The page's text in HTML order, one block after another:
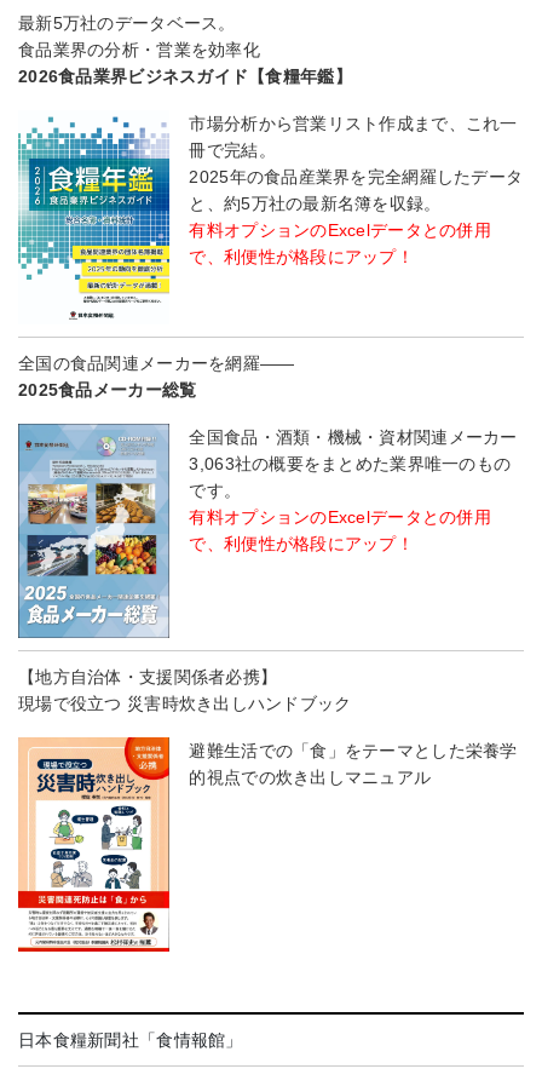
最新5万社のデータベース。
食品業界の分析・営業を効率化
2026食品業界ビジネスガイド【食糧年鑑】
市場分析から営業リスト作成まで、これ一
冊で完結。
2025年の食品産業界を完全網羅したデータ
と、約5万社の最新名簿を収録。
有料オプションのExcelデータとの併用
で、利便性が格段にアップ！
全国の食品関連メーカーを網羅――
2025食品メーカー総覧
全国食品・酒類・機械・資材関連メーカー
3,063社の概要をまとめた業界唯一のもの
です。
有料オプションのExcelデータとの併用
で、利便性が格段にアップ！
【地方自治体・支援関係者必携】
現場で役立つ 災害時炊き出しハンドブック
避難生活での「食」をテーマとした栄養学
的視点での炊き出しマニュアル
日本食糧新聞社「食情報館」